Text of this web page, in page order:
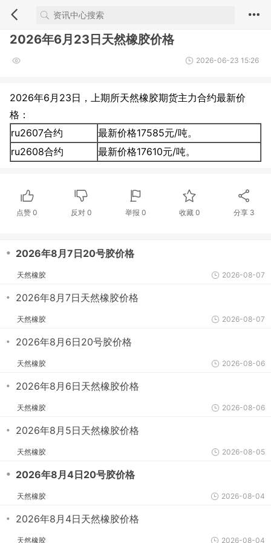
2026年6月23日天然橡胶价格
2026-06-23 15:26
2026年6月23日，上期所天然橡胶期货主力合约最新价
格：
ru2607合约
最新价格17585元/吨。
ru2608合约
最新价格17610元/吨。
点赞0 反对 0 举报 0 收藏 0 分享 3
・ 2026年8月7日20号胶价格
天然橡胶 2026-08-07
・ 2026年8月7日天然橡胶价格
天然橡胶 2026-08-07
・ 2026年8月6日20号胶价格
天然橡胶 2026-08-06
・ 2026年8月6日天然橡胶价格
天然橡胶 2026-08-06
・ 2026年8月5日天然橡胶价格
天然橡胶 2026-08-05
・ 2026年8月4日20号胶价格
天然橡胶 2026-08-04
・ 2026年8月4日天然橡胶价格
天然橡胶 2026-08-04